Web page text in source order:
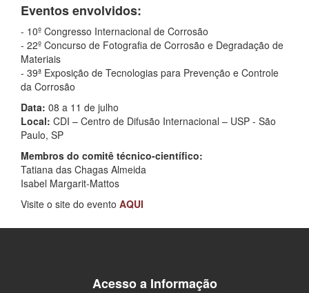
Eventos envolvidos:
- 10º Congresso Internacional de Corrosão
- 22º Concurso de Fotografia de Corrosão e Degradação de
Materiais
- 39ª Exposição de Tecnologias para Prevenção e Controle
da Corrosão
Data: 08 a 11 de julho
Local: CDI – Centro de Difusão Internacional – USP - São
Paulo, SP
Membros do comitê técnico-científico:
Tatiana das Chagas Almeida
Isabel Margarit-Mattos
Visite o site do evento AQUI
Acesso a Informação